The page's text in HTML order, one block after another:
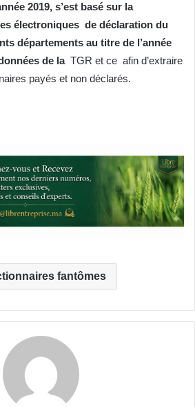
2019, s’est basé sur la
électroniques de déclaration du
départements au titre de l’année
de la TGR et ce afin d’extraire
payés et non déclarés.
fantômes